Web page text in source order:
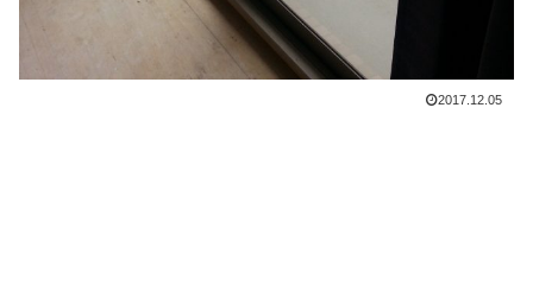
2017.12.05